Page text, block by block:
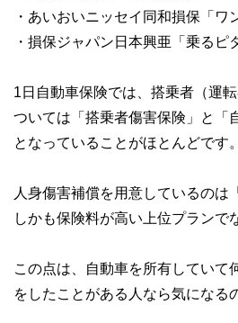
・あいおいニッセイ同和損保「ワ
・損保ジャパン日本興亜「乗るピ
1日自動車保険では、搭乗者（運
ついては「搭乗者傷害保険」と「
となっていることがほとんどです。
人身傷害補償を用意しているのは
しかも保険料が高い上位プランで
この点は、自動車を所有していて
をしたことがある人なら気になる